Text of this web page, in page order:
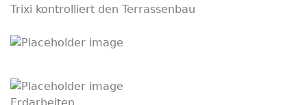
Trixi kontrolliert den Terrassenbau